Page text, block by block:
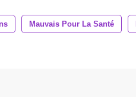
Mauvais Pour La Santé